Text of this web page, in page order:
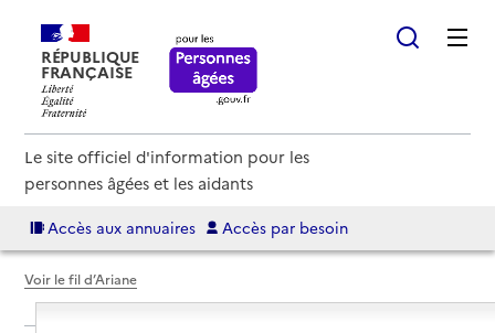
RÉPUBLIQUE
FRANÇAISE
Le site officiel d'information pour les
personnes âgées et les aidants
Accès aux annuaires Accès par besoin
Voir le fil d’Ariane